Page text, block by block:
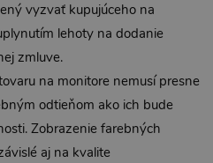
vyzvať kupujúceho na
lehoty na dodanie
zmluve.
na monitore nemusí presne
odtieňom ako ich bude
Zobrazenie farebných
aj na kvalite